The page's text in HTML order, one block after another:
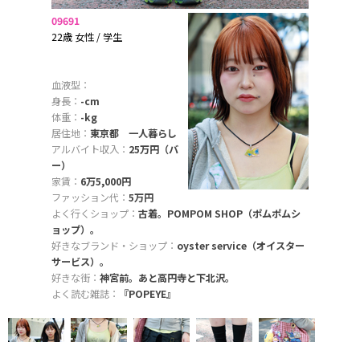
09691
22歳 女性 / 学生
血液型：
身長： -cm
体重： -kg
居住地： 東京都 一人暮らし
アルバイト収入： 25万円（バ
ー）
家賃： 6万5,000円
ファッション代： 5万円
よく行くショップ： 古着。POMPOM SHOP（ポムポムシ
ョップ）。
好きなブランド・ショップ： oyster service（オイスター
サービス）。
好きな街： 神宮前。あと高円寺と下北沢。
よく読む雑誌：
『POPEYE』